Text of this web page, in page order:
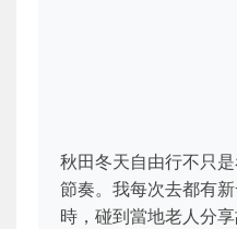
秋田冬天自由行不只
節奏。我每次去都有
時，碰到當地老人分